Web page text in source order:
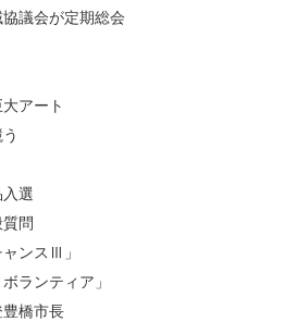
議会が定期総会
アート
選
問
ャンスⅢ」
ランティア」
橋市長